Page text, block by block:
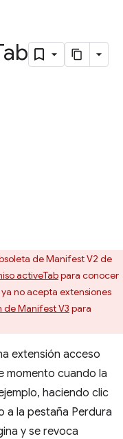
de Manifest V2 de
activeTabpara conocer
no acepta extensiones
Manifest V3 para
extensión acceso
momento cuando la
haciendo clic
a la pestaña Perdura
y se revoca